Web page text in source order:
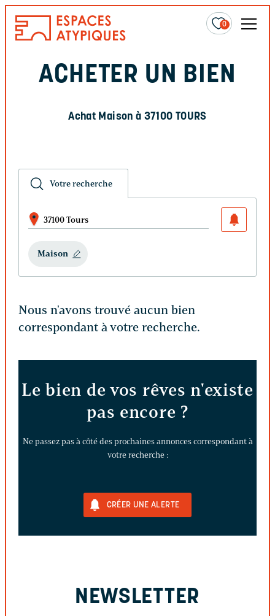
0
ACHETER UN BIEN
Achat Maison à 37100 TOURS
Votre recherche
37100 Tours
Maison
Nous n'avons trouvé aucun bien
correspondant à votre recherche.
Le bien de vos rêves n'existe
pas encore ?
Ne passez pas à côté des prochaines annonces correspondant à
votre recherche :
CRÉER UNE ALERTE
NEWSLETTER